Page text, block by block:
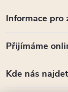
Informace pro
Přijímáme
Kde nás